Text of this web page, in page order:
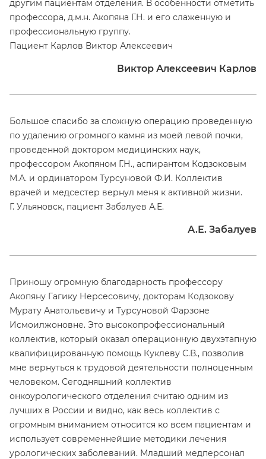
другим пациентам отделения. В особенности отметить
профессора, д.м.н. Акопяна Г.Н. и его слаженную и
профессиональную группу.
Пациент Карлов Виктор Алексеевич
Виктор Алексеевич Карлов
Большое спасибо за сложную операцию проведенную
по удалению огромного камня из моей левой почки,
проведенной доктором медицинских наук,
профессором Акопяном Г.Н., аспирантом Кодзоковым
М.А. и ординатором Турсуновой Ф.И. Коллектив
врачей и медсестер вернул меня к активной жизни.
Г. Ульяновск, пациент Забалуев А.Е.
А.Е. Забалуев
Приношу огромную благодарность профессору
Акопяну Гагику Нерсесовичу, докторам Кодзокову
Мурату Анатольевичу и Турсуновой Фарзоне
Исмоилжоновне. Это высокопрофессиональный
коллектив, который оказал операционную двухэтапную
квалифицированную помощь Куклеву С.В., позволив
мне вернуться к трудовой деятельности полноценным
человеком. Сегодняшний коллектив
онкоурологического отделения считаю одним из
лучших в России и видно, как весь коллектив с
огромным вниманием относится ко всем пациентам и
использует современнейшие методики лечения
урологических заболеваний. Младший медперсонал